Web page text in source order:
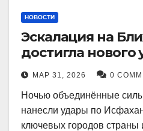
НОВОСТИ
Эскалация на
достигла нового
МАР 31, 2026 0
Ночью объединённые
нанесли удары по
ключевых городов страны